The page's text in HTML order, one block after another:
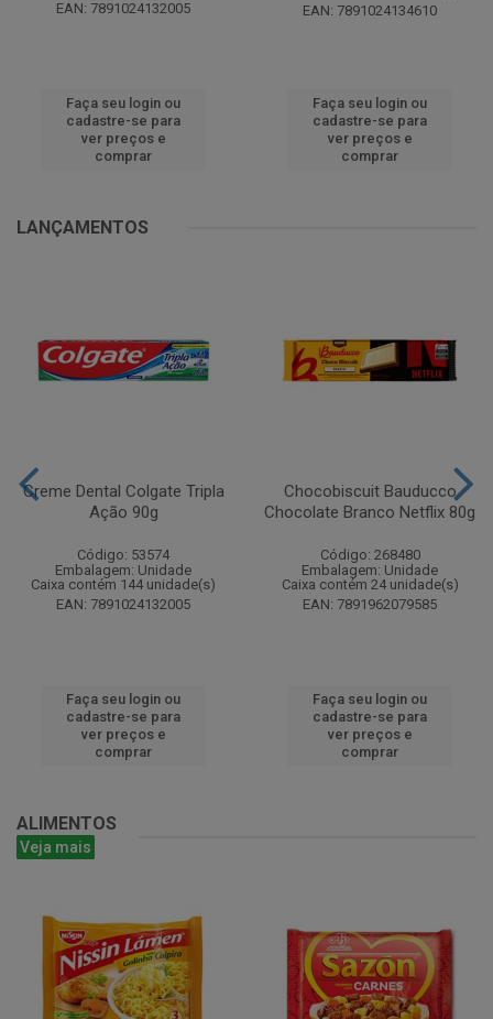
EAN: 7891024132005
Faça seu login ou
cadastre-se para
ver preços e
comprar
EAN: 7891024134610
Faça seu login ou
cadastre-se para
ver preços e
comprar
LANÇAMENTOS
Creme Dental Colgate Tripla
Ação 90g
Código: 53574
Embalagem: Unidade
Caixa contém 144 unidade(s)
EAN: 7891024132005
Faça seu login ou
cadastre-se para
ver preços e
comprar
Chocobiscuit Bauducco
Chocolate Branco Netflix 80g
Código: 268480
Embalagem: Unidade
Caixa contém 24 unidade(s)
EAN: 7891962079585
Faça seu login ou
cadastre-se para
ver preços e
comprar
ALIMENTOS
Veja mais